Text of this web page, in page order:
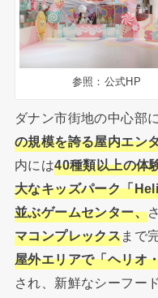
参照：公式HP
ダナン市街地の中心部
の規模を誇る屋内エン
内には40種類以上の体
大なキッズパーク「
並ぶゲームセンター、
マコンプレックスまで
屋外エリアで「ヘリオ
され、新鮮なシーフー